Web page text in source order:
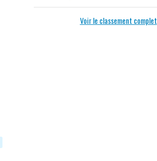
Voir le classement complet